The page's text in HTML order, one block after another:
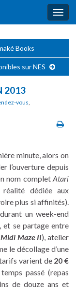
Books
sur NES
2013
vous,
minute, alors on
l’ouverture depuis
nom completAtari
dédiée aux
plus si affinités).
un week-end
, et se partage entre
Midi Maze II), atelier
le décollage d’une
varient de 20 €
passé (repas
de douze ans et